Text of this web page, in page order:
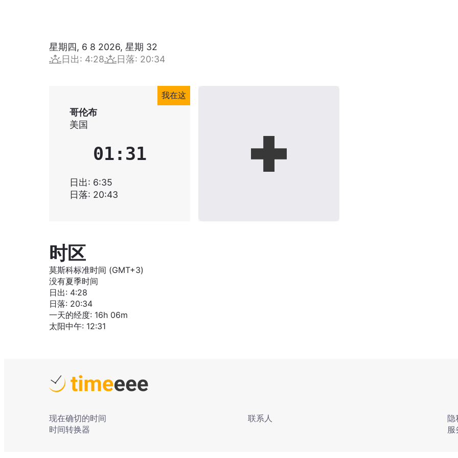
星期四, 6 8 2026, 星期 32
日出: 4:28 日落: 20:34
我在这
哥伦布
美国
01:31
日出: 6:35
日落: 20:43
时区
莫斯科标准时间 (GMT+3)
没有夏季时间
日出: 4:28
日落: 20:34
一天的经度: 16h 06m
太阳中午: 12:31
现在确切的时间
时间转换器
联系人
隐
服